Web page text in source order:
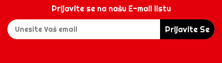
Prijavite se na našu E-mail listu
Prijavite Se